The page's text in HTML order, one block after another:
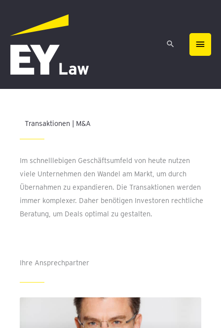
springen
Transaktionen | M&A
Im schnelllebigen Geschäftsumfeld von heute nutzen
viele Unternehmen den Wandel am Markt, um durch
Übernahmen zu expandieren. Die Transaktionen werden
immer komplexer. Daher benötigen Investoren rechtliche
Beratung, um Deals optimal zu gestalten.
Ihre Ansprechpartner